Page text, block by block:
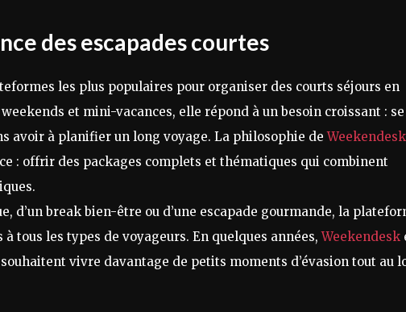
des escapades courtes
les plus populaires pour organiser des courts séjours en
et mini-vacances, elle répond à un besoin croissant : se
avoir à planifier un long voyage. La philosophie deWeekendesk
: offrir des packages complets et thématiques qui combinent
d’un break bien-être ou d’une escapade gourmande, la
tous les types de voyageurs. En quelques années,Weekendesk
vivre davantage de petits moments d’évasion tout au